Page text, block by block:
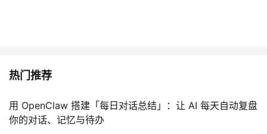
热门推荐
用 OpenClaw 搭建「每日对话总结」：让 AI 每天自动复盘
你的对话、记忆与待办